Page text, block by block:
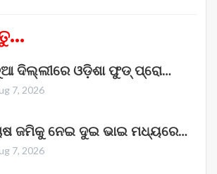
ଦିଲ୍ଲୀରେ ଓଡ଼ିଶା ଫୁଡ୍ ପ୍ରୋ…
7, 2026
ଜମିକୁ ନେଇ ଦୁଇ ଭାଇ ମଧ୍ୟରେ…
7, 2026